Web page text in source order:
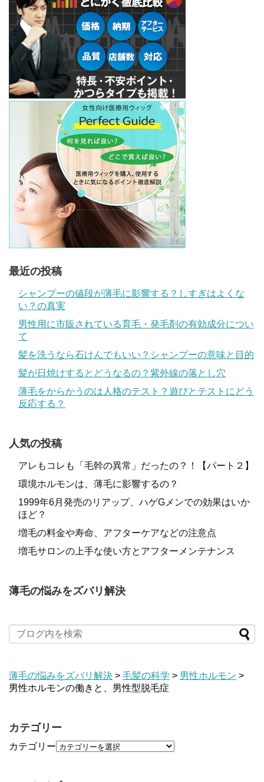
最近の投稿
シャンプーの値段が薄毛に影響する？しすぎはよくな
い？の真実
男性用に市販されている育毛・発毛剤の有効成分につい
て
髪を洗うなら石けんでもいい？シャンプーの意味と目的
髪が日焼けするとどうなるの？紫外線の落とし穴
薄毛をからかうのは人格のテスト？遊びとテストにどう
反応する？
人気の投稿
アレもコレも「毛幹の異常」だったの？！【パート２】
環境ホルモンは、薄毛に影響するの？
1999年6月発売のリアップ、ハゲGメンでの効果はいか
ほど？
増毛の料金や寿命、アフターケアなどの注意点
増毛サロンの上手な使い方とアフターメンテナンス
薄毛の悩みをズバリ解決
薄毛の悩みをズバリ解決 > 毛髪の科学 > 男性ホルモン >
男性ホルモンの働きと、男性型脱毛症
カテゴリー
カテゴリー